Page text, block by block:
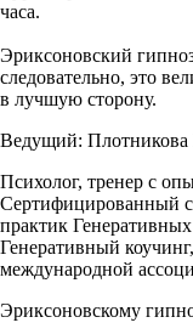
часа.
Эриксоновский
следовательно, это
в лучшую сторону.
Ведущий: Плотникова
Психолог, тренер с
Сертифицированный
практик
Генеративный
международной
Эриксоновскому